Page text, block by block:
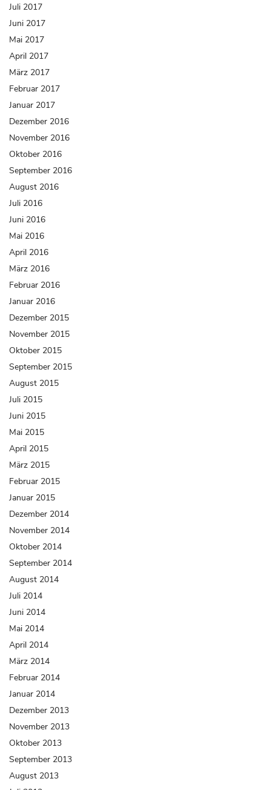
Juli 2017
Juni 2017
Mai 2017
April 2017
März 2017
Februar 2017
Januar 2017
Dezember 2016
November 2016
Oktober 2016
September 2016
August 2016
Juli 2016
Juni 2016
Mai 2016
April 2016
März 2016
Februar 2016
Januar 2016
Dezember 2015
November 2015
Oktober 2015
September 2015
August 2015
Juli 2015
Juni 2015
Mai 2015
April 2015
März 2015
Februar 2015
Januar 2015
Dezember 2014
November 2014
Oktober 2014
September 2014
August 2014
Juli 2014
Juni 2014
Mai 2014
April 2014
März 2014
Februar 2014
Januar 2014
Dezember 2013
November 2013
Oktober 2013
September 2013
August 2013